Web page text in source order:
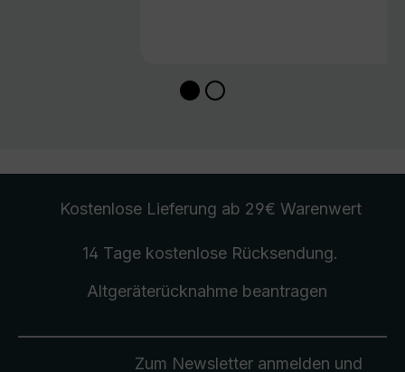
Kostenlose Lieferung ab 29€ Warenwert
14 Tage kostenlose Rücksendung.
Altgeräterücknahmebeantragen
Zum Newsletter anmelden und